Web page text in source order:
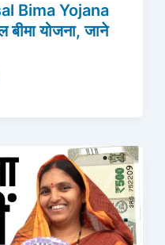
Bima Yojana
योजना, जाने